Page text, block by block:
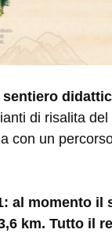
sentiero
di risalita del
con un
al momento
km. Tutto il